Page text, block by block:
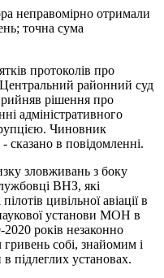
неправомірно отримали
точна сума
протоколів про
районний суд
рішення про
адміністративного
Чиновник
сказано в повідомленні.
зловживань з боку
ВНЗ, які
цивільної авіації в
установи МОН в
2020 років незаконно
гривень собі, знайомим і
підлеглих установах.